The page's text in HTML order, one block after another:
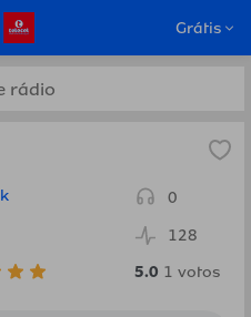
Grátis
IS,
0
128
5.0 1 votos